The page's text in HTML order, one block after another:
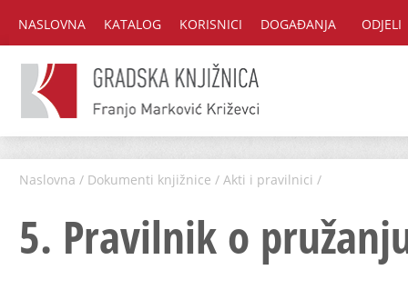
NASLOVNA KATALOG KORISNICI DOGAĐANJA ODJELI
Naslovna / Dokumenti knjižnice / Akti i pravilnici /
5. Pravilnik o